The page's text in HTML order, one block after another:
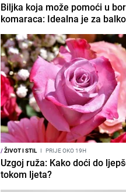
Biljka koja može pomoći u
komaraca: Idealna je za
/ŽIVOT I STIL I PRIJE OKO 19H
Uzgoj ruža: Kako doći do
tokom ljeta?